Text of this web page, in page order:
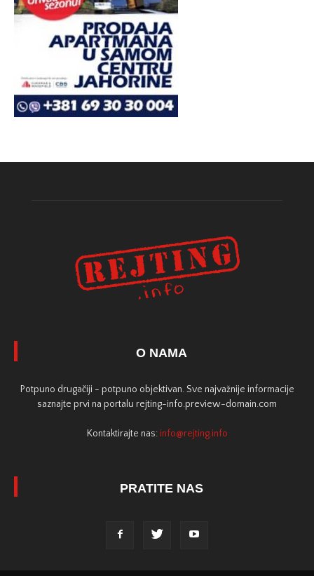
O NAMA
Potpuno drugačiji - potpuno objektivan. Sve najvažnije informacije
saznajte prvi na portalu rejting-info.preview-domain.com
Kontaktirajte nas: info@rejting.info
PRATITE NAS